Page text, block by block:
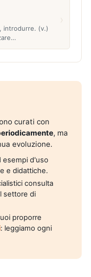
introdurre. (v.)
curati con
, ma
evoluzione.
esempi d'uso
e didattiche.
consulta
settore di
proporre
: leggiamo ogni